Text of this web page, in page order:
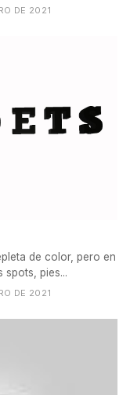
DE 2021
de color, pero en
spots, pies...
DE 2021